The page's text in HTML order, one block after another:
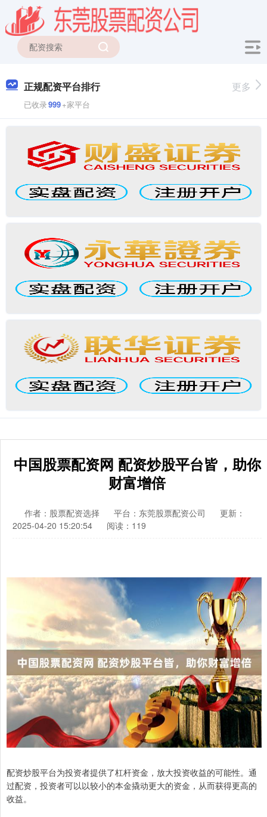
正规配资平台排行
已收录999+家平台
更多
中国股票配资网 配资炒股平台皆，助你
财富增倍
作者：股票配资选择 平台：东莞股票配资公司
更新：
2025-04-20 15:20:54
阅读：119
配资炒股平台为投资者提供了杠杆资金，放大投资收益的可能性。通
过配资，投资者可以以较小的本金撬动更大的资金，从而获得更高的
收益。